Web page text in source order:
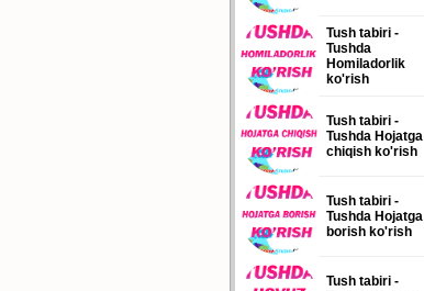
Tush tabiri -
Tushda
Homiladorlik
ko'rish
Tush tabiri -
Tushda Hojatga
chiqish ko'rish
Tush tabiri -
Tushda Hojatga
borish ko'rish
Tush tabiri -